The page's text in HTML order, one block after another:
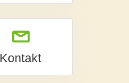
Kontakt